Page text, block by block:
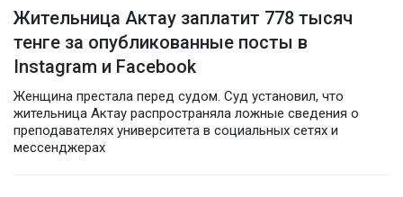
Жительница Актау заплатит 778 тысяч
тенге за опубликованные посты в
Instagram и Facebook
Женщина престала перед судом. Суд установил, что
жительница Актау распространяла ложные сведения о
преподавателях университета в социальных сетях и
мессенджерах